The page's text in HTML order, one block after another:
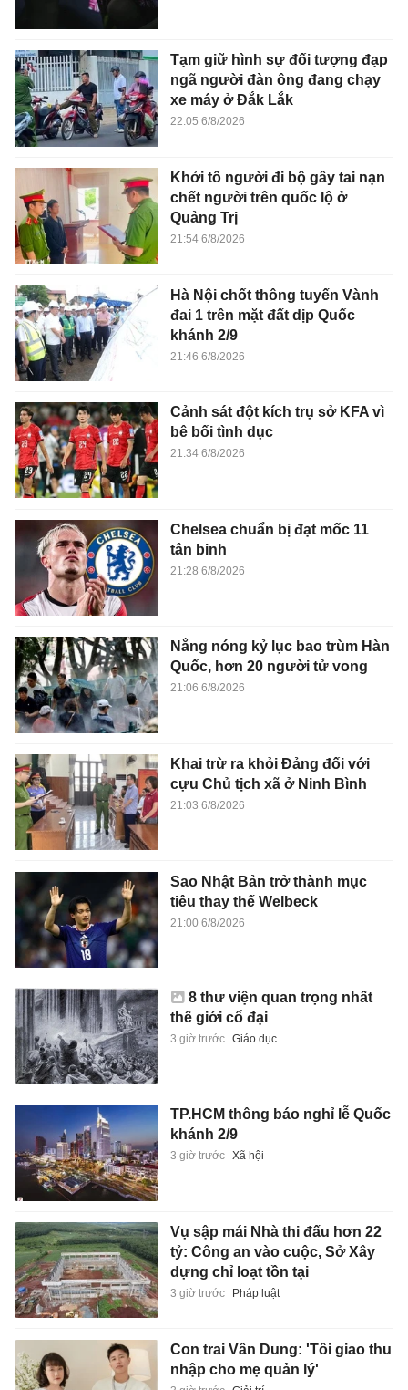
Tạm giữ hình sự đối tượng đạp
ngã người đàn ông đang chạy
xe máy ở Đắk Lắk
22:05 6/8/2026
Khởi tố người đi bộ gây tai nạn
chết người trên quốc lộ ở
Quảng Trị
21:54 6/8/2026
Hà Nội chốt thông tuyến Vành
đai 1 trên mặt đất dịp Quốc
khánh 2/9
21:46 6/8/2026
Cảnh sát đột kích trụ sở KFA vì
bê bối tình dục
21:34 6/8/2026
Chelsea chuẩn bị đạt mốc 11
tân binh
21:28 6/8/2026
Nắng nóng kỷ lục bao trùm Hàn
Quốc, hơn 20 người tử vong
21:06 6/8/2026
Khai trừ ra khỏi Đảng đối với
cựu Chủ tịch xã ở Ninh Bình
21:03 6/8/2026
Sao Nhật Bản trở thành mục
tiêu thay thế Welbeck
21:00 6/8/2026
8 thư viện quan trọng nhất
thế giới cổ đại
3 giờ trước Giáo dục
TP.HCM thông báo nghỉ lễ Quốc
khánh 2/9
3 giờ trước Xã hội
Vụ sập mái Nhà thi đấu hơn 22
tỷ: Công an vào cuộc, Sở Xây
dựng chỉ loạt tồn tại
3 giờ trước Pháp luật
Con trai Vân Dung: 'Tôi giao thu
nhập cho mẹ quản lý'